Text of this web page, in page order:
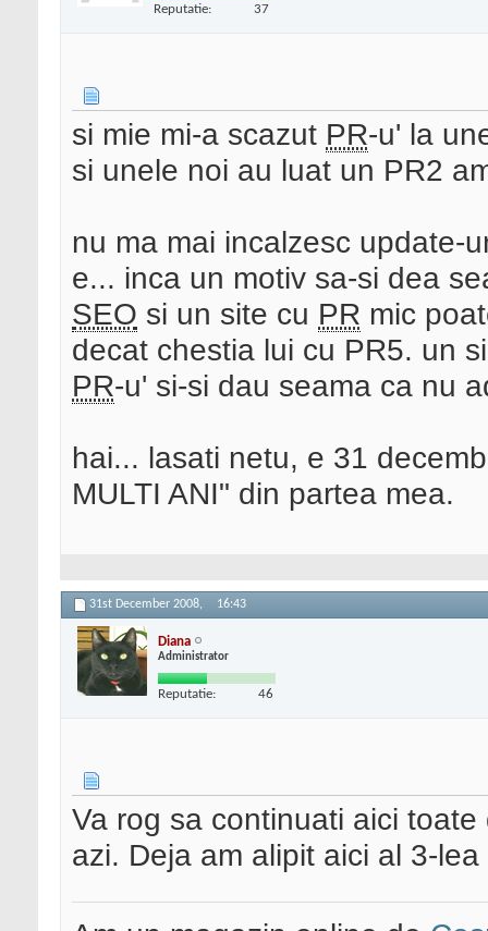
Reputatie: 37
si mie mi-a scazut PR-u' la
si unele noi au luat un PR2
nu ma mai incalzesc update-
e... inca un motiv sa-si dea
SEO si un site cu PR mic
decat chestia lui cu PR5. un
PR-u' si-si dau seama ca nu
hai... lasati netu, e 31
MULTI ANI" din partea mea.
31st December 2008, 16:43
Diana
Administrator
Reputatie: 46
Va rog sa continuati aici
azi. Deja am alipit aici al 3-